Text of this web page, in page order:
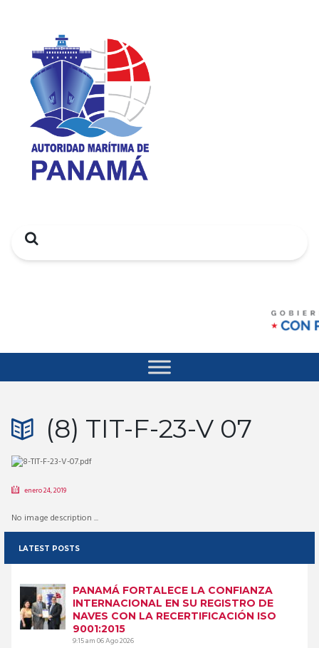
Search
(8) TIT-F-23-V 07
enero 24, 2019
No image description ...
LATEST POSTS
PANAMÁ FORTALECE LA CONFIANZA
INTERNACIONAL EN SU REGISTRO DE
NAVES CON LA RECERTIFICACIÓN ISO
9001:2015
9:15 am06 Ago 2026